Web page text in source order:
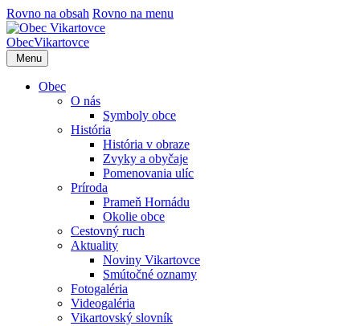
Rovno na obsah Rovno na menu
ObecVikartovce
Menu
Obec
O nás
Symboly obce
História
História v obraze
Zvyky a obyčaje
Pomenovania ulíc
Príroda
Prameň Hornádu
Okolie obce
Cestovný ruch
Aktuality
Noviny Vikartovce
Smútočné oznamy
Fotogaléria
Videogaléria
Vikartovský slovník